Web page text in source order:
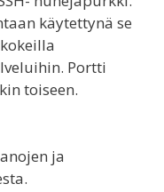
käytettynä se
Portti
toiseen.
ja